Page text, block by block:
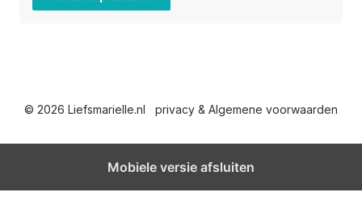
© 2026 Liefsmarielle.nl privacy & Algemene voorwaarden
Mobiele versie afsluiten